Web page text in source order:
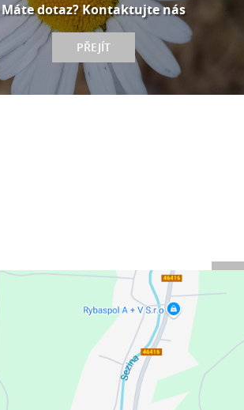
Máte dotaz? Kontaktujte nás
PŘEJÍT